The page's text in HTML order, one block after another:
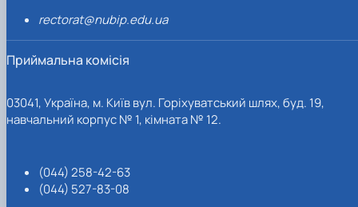
rectorat@nubip.edu.ua
Приймальна комісія
03041, Україна, м. Київ вул. Горіхуватський шлях, буд. 19,
навчальний корпус № 1, кімната № 12.
(044) 258-42-63
(044) 527-83-08